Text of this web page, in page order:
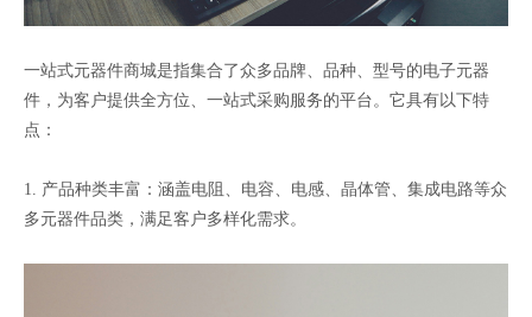
一站式元器件商城是指集合了众多品牌、品种、型号的电子元器
件，为客户提供全方位、一站式采购服务的平台。它具有以下特
点：
1. 产品种类丰富：涵盖电阻、电容、电感、晶体管、集成电路等众
多元器件品类，满足客户多样化需求。